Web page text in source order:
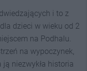
i to z
dzieci w wieku od 2
na Podhalu.
na wypoczynek,
niezwykła historia